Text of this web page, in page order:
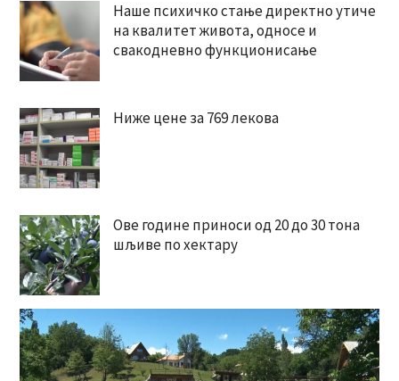
Наше психичко стање директно утиче
на квалитет живота, односе и
свакодневно функционисање
Ниже цене за 769 лекова
Ове године приноси од 20 до 30 тона
шљиве по хектару